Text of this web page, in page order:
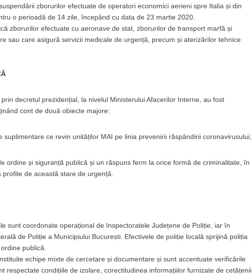
zborurilor efectuate de operatori economici aerieni spre Italia și din
o perioadă de 14 zile, începând cu data de 23 martie 2020.
zborurilor efectuate cu aeronave de stat, zborurilor de transport marfă și
sau care asigură servicii medicale de urgență, precum și aterizărilor tehnice
decretul prezidențial, la nivelul Ministerului Afacerilor Interne, au fost
cont de două obiecte majore:
suplimentare ce revin unităților MAI pe linia prevenirii răspândirii coronavirusului;
ordine și siguranță publică și un răspuns ferm la orice formă de criminalitate, în
de această stare de urgență.
sunt coordonate operațional de Inspectoratele Județene de Poliție, iar în
de Poliție a Municipiului București. Efectivele de poliție locală sprijină poliția
publică.
echipe mixte de cercetare și documentare și sunt accentuate verificările
respectate condițiile de izolare, corectitudinea informațiilor furnizate de cetățenii